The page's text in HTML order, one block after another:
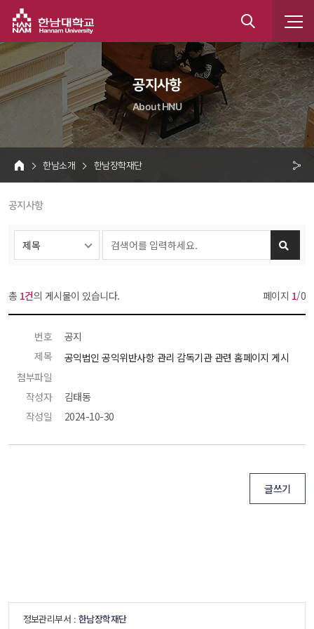
통
합
검
색
공지사항
About HNU
HOME
한남소개 한남장학재단
공지사항
총 1건의 게시물이 있습니다. 페이지 1/0
번호
공지
제목
공익법인 공익위반사항 관리 감독기관 관련 홈페이지 게시
첨부파일
작성자
김태동
작성일
2024-10-30
글쓰기
정보관리부서 : 한남장학재단